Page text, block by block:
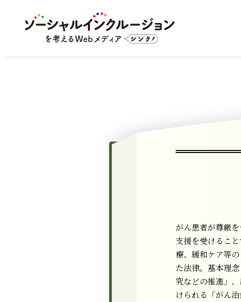
がん患者が尊厳
支援を受けるこ
療、緩和ケア等
た法律。基本理
究などの推進」
けられる「がん